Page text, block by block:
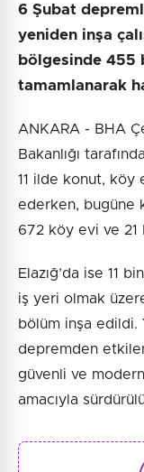
6 Şubat
yeniden inşa
bölgesinde 455
tamamlanarak
ANKARA - BHA
Bakanlığı
11 ilde konut, köy
ederken, bugüne
672 köy evi ve 21
Elazığ’da ise 11
iş yeri olmak
bölüm inşa edildi.
depremden
güvenli ve modern
amacıyla